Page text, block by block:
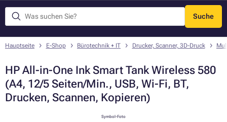
Suche
Menü
Hauptseite E-Shop Bürotechnik + IT Drucker, Scanner, 3D-Druck
HP All-in-One Ink Smart Tank Wireless 580
(A4, 12/5 Seiten/Min., USB, Wi-Fi, BT,
Drucken, Scannen, Kopieren)
Symbol-Foto